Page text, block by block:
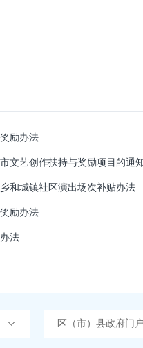
励办法
文艺创作扶持与奖励项目的通
和城镇社区演出场次补贴办法
励办法
法
区（市）县政府门